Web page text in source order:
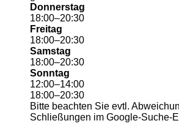
Donnerstag
18:00–20:30
Freitag
18:00–20:30
Samstag
18:00–20:30
Sonntag
12:00–14:00
18:00–20:30
Bitte beachten Sie evtl.
Schließungen im Google-Suche-